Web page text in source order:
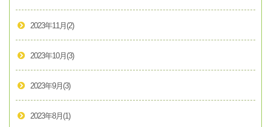
2023年11月 (2)
2023年10月 (3)
2023年9月 (3)
2023年8月 (1)